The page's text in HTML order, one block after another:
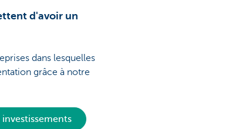
d'avoir un
dans lesquelles
grâce à notre